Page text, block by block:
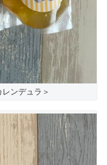
ンデュラ＞